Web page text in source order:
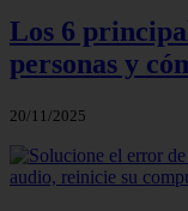
Los 6
personas y
20/11/2025